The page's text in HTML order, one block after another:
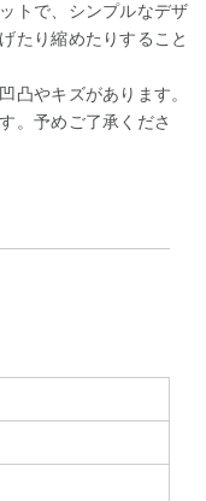
トで、シンプルなデザ
たり縮めたりすること
凸やキズがあります。
。予めご了承くださ